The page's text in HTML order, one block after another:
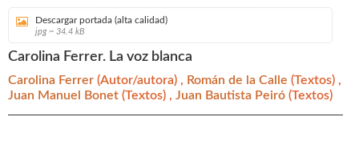
Descargar portada (alta calidad)
jpg ~ 34.4 kB
Carolina Ferrer. La voz blanca
Carolina Ferrer (Autor/autora) , Román de la Calle (Textos) ,
Juan Manuel Bonet (Textos) , Juan Bautista Peiró (Textos)